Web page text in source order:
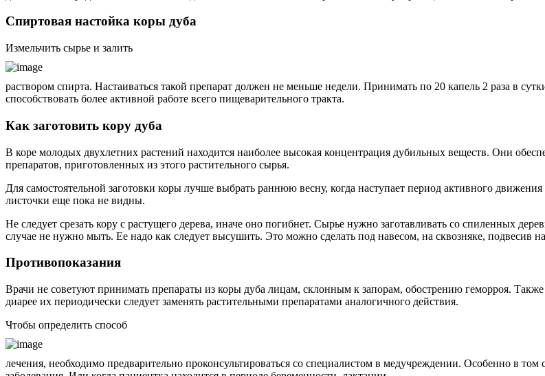
Спиртовая настойка коры дуба
Измельчить сырье и залить
раствором спирта. Настаиваться такой препарат должен не меньше недели. Принимать по 20 капель 2 раза в
способствовать более активной работе всего пищеварительного тракта.
Как заготовить кору дуба
В коре молодых двухлетних растений находится наиболее высокая концентрация дубильных веществ. Они
препаратов, приготовленных из этого растительного сырья.
Для самостоятельной заготовки коры лучше выбрать раннюю весну, когда наступает период активного
листочки еще пока не видны.
Не следует срезать кору с растущего дерева, иначе оно погибнет. Сырье нужно заготавливать со спиленных
случае не нужно мыть. Ее надо как следует высушить. Это можно сделать под навесом, на сквозняке, подвесив
Противопоказания
Врачи не советуют принимать препараты из коры дуба лицам, склонным к запорам, обострению геморроя.
диарее их периодически следует заменять растительными препаратами аналогичного действия.
Чтобы определить способ
лечения, необходимо предварительно проконсультироваться со специалистом в медучреждении. Особенно в